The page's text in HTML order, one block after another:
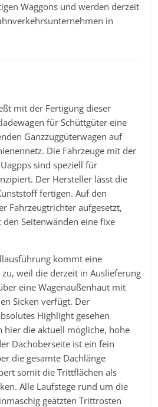
Waggons und werden derzeit
in
mit der Fertigung dieser
für Schüttgüter eine
Ganzzuggüterwagen auf
Die Fahrzeuge mit der
sind speziell für
Der Hersteller lässt die
fertigen. Auf den
Fahrzeugtrichter aufgesetzt,
Seitenwänden eine fixe
kommt eine
weil die derzeit in Auslieferung
eine Wagenaußenhaut mit
Sicken verfügt. Der
Highlight gesehen
hier die aktuell mögliche, hohe
Dachoberseite ist ein fein
die gesamte Dachlänge
somit die Trittflächen als
Alle Laufstege rund um die
geätzten Trittrosten